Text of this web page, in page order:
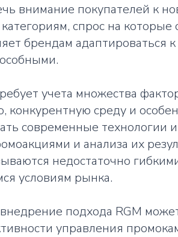
внимание покупателей к
спрос на которые
брендам адаптироваться
учета множества
среду и
современные технологии
и анализа их
недостаточно
условиям рынка.
подхода RGM
управления